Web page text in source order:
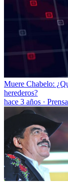
Muere Chabelo:
herederos?
hace 3 años ·